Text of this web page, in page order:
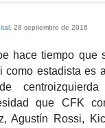
, 28 septiembre de 2016
hace tiempo que
como estadista es
que CFK
Agustín Rossi,